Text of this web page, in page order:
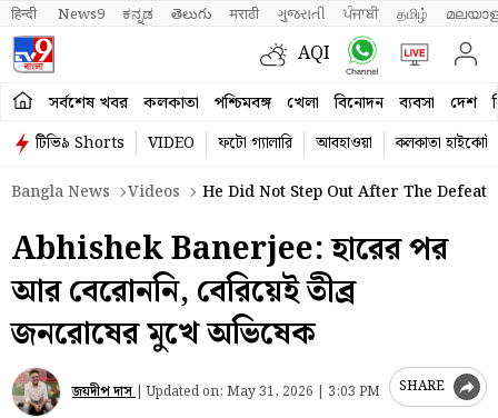
हिन्दी News9 ಕನ್ನಡ తెలుగు मराठी ગુજરાતી ਪੰਜਾਬੀ தமிழ்
AQI
সর্বশেষ খবর কলকাতা পশ্চিমবঙ্গ খেলা বিনোদন ব্যবসা দেশ
টিভি৯ Shorts VIDEO ফটো গ্যালারি আবহাওয়া
কলকাতা হাইকোর্ট
Bangla News
Videos He Did Not Step Out After The
Abhishek Banerjee: হারের পর
আর বেরোননি, বেরিয়েই তীব্র
জনরোষের মুখে অভিষেক
জয়দীপ দাস | Updated on: May 31, 2026 | 3:03 PM SHARE